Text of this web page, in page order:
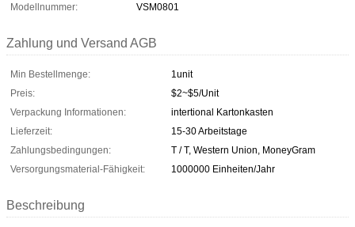
Modellnummer:
VSM0801
Zahlung und Versand AGB
Min Bestellmenge:
1unit
Preis:
$2~$5/Unit
Verpackung Informationen:
intertional Kartonkasten
Lieferzeit:
15-30 Arbeitstage
Zahlungsbedingungen:
T / T, Western Union, MoneyGram
Versorgungsmaterial-Fähigkeit:
1000000 Einheiten/Jahr
Beschreibung